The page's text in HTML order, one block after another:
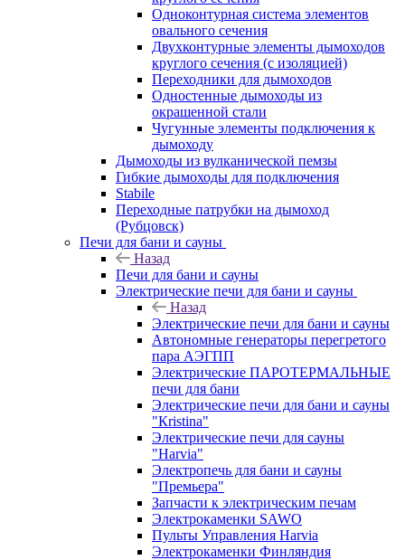
Одноконтурная система элементов
овального сечения
Двухконтурные элементы дымоходов
круглого сечения (с изоляцией)
Переходники для дымоходов
Одностенные дымоходы из
окрашенной стали
Чугунные элементы подключения к
дымоходу
Дымоходы из вулканической пемзы
Гибкие дымоходы для подключения
Stabile
Переходные патрубки на дымоход
(Рубцовск)
Печи для бани и сауны
Назад
Печи для бани и сауны
Электрические печи для бани и сауны
Назад
Электрические печи для бани и сауны
Автономные генераторы перегретого
пара АЭГПП
Электрические ПАРОТЕРМАЛЬНЫЕ
печи для бани
Электрические печи для бани и сауны
"Кristina"
Электрические печи для сауны
"Harvia"
Электропечь для бани и сауны
"Премьера"
Запчасти к электрическим печам
Электрокаменки SAWO
Пульты Управления Harvia
Электрокаменки Финляндия